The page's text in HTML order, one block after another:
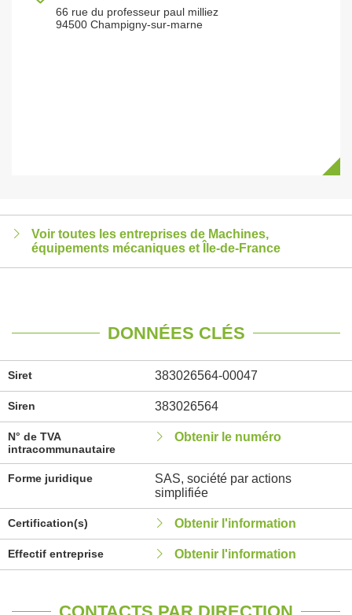
66 rue du professeur paul milliez
94500 Champigny-sur-marne
Voir toutes les entreprises de Machines,
équipements mécaniques et Île-de-France
DONNÉES CLÉS
Siret 383026564-00047
Siren 383026564
N° de TVA
intracommunautaire
Obtenir le numéro
Forme juridique
SAS, société par actions
simplifiée
Certification(s) Obtenir l'information
Effectif entreprise Obtenir l'information